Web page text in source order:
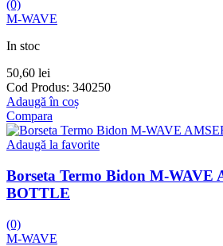
(0)
M-WAVE
In stoc
50,60 lei
Cod Produs: 340250
Adaugă în coș
Compara
Adaugă la favorite
Borseta Termo Bidon M-WAVE
BOTTLE
(0)
M-WAVE